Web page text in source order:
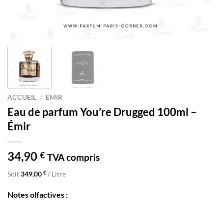
ACCUEIL / ÉMIR
Eau de parfum You’re Drugged 100ml –
Émir
34,90 € TVA compris
Soit349,00 € / Litre
Notes olfactives :